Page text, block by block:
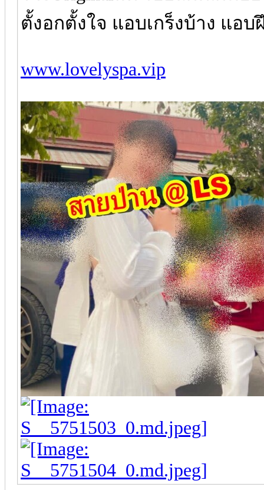
ตั้งอกตั้งใจ แอบเกร็งบ้าง แอ
www.lovelyspa.vip